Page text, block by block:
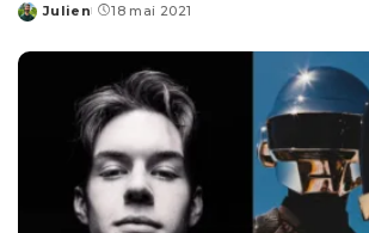
Posted
Julien 18 mai 2021